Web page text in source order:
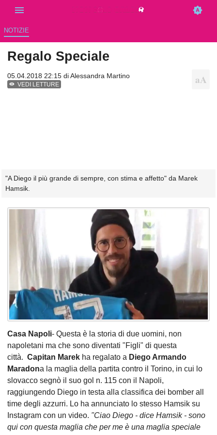
NOTIZIE
Regalo Speciale
05.04.2018 22:15 diAlessandra Martino
VEDI LETTURE
"A Diego il più grande di sempre, con stima e affetto" da Marek
Hamsik.
Casa Napoli- Questa è la storia di due uomini, non
napoletani ma che sono diventati "Figli" di questa
città. Capitan Marek ha regalato a Diego Armando
Maradona la maglia della partita contro il Torino, in cui lo
slovacco segnò il suo gol n. 115 con il Napoli,
raggiungendo Diego in testa alla classifica dei bomber all
time degli azzurri. Lo ha annunciato lo stesso Hamsik su
Instagram con un video. "Ciao Diego - dice Hamsik - sono
qui con questa maglia che per me è una maglia speciale